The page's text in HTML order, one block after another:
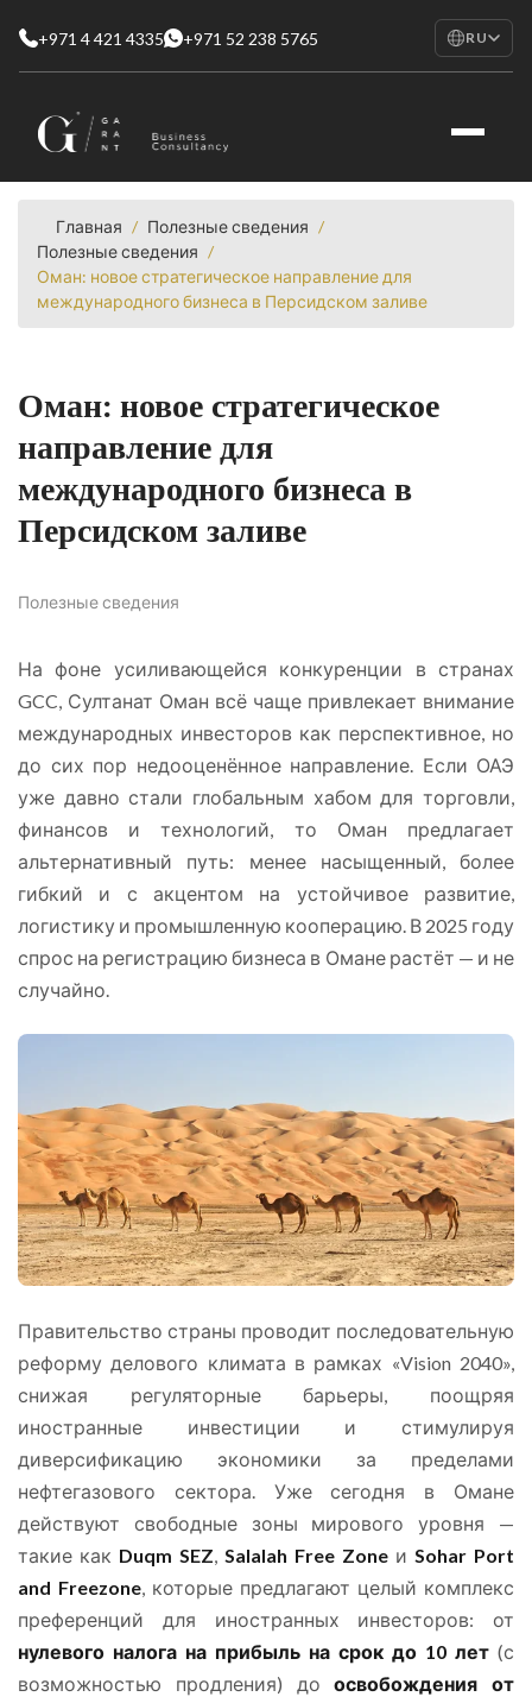
+971 4 421 4335 +971 52 238 5765 RU
العربية
Главная / Полезные сведения /
Полезные сведения /
Оман: новое стратегическое направление для
международного бизнеса в Персидском заливе
Оман: новое стратегическое
направление для
международного бизнеса в
Персидском заливе
Полезные сведения
На фоне усиливающейся конкуренции в странах
GCC, Султанат Оман всё чаще привлекает внимание
международных инвесторов как перспективное, но
до сих пор недооценённое направление. Если ОАЭ
уже давно стали глобальным хабом для торговли,
финансов и технологий, то Оман предлагает
альтернативный путь: менее насыщенный, более
гибкий и с акцентом на устойчивое развитие,
логистику и промышленную кооперацию. В 2025 году
спрос на регистрацию бизнеса в Омане растёт — и не
случайно.
Правительство страны проводит последовательную
реформу делового климата в рамках «Vision 2040»,
снижая регуляторные барьеры, поощряя
иностранные инвестиции и стимулируя
диверсификацию экономики за пределами
нефтегазового сектора. Уже сегодня в Омане
действуют свободные зоны мирового уровня —
такие как Duqm SEZ, Salalah Free Zone и Sohar Port
and Freezone, которые предлагают целый комплекс
преференций для иностранных инвесторов: от
нулевого налога на прибыль на срок до 10 лет (с
возможностью продления) доосвобождения от